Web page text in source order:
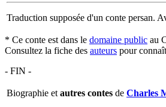
Traduction supposée d'un conte persan.
* Ce conte est dans le domaine public au
Consultez la fiche des auteurs pour
- FIN -
Biographie et autres contes de Charles